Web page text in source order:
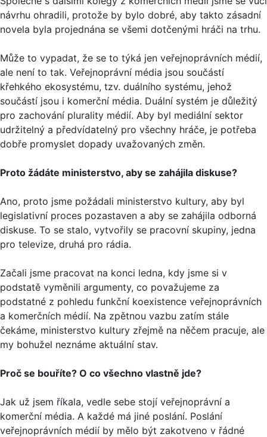
návrhu ohradili, protože by bylo dobré, aby takto zásadní
novela byla projednána se všemi dotčenými hráči na trhu.
Může to vypadat, že se to týká jen veřejnoprávních médií,
ale není to tak. Veřejnoprávní média jsou součástí
křehkého ekosystému, tzv. duálního systému, jehož
součástí jsou i komerční média. Duální systém je důležitý
pro zachování plurality médií. Aby byl mediální sektor
udržitelný a předvídatelný pro všechny hráče, je potřeba
dobře promyslet dopady uvažovaných změn.
Proto žádáte ministerstvo, aby se zahájila diskuse?
Ano, proto jsme požádali ministerstvo kultury, aby byl
legislativní proces pozastaven a aby se zahájila odborná
diskuse. To se stalo, vytvořily se pracovní skupiny, jedna
pro televize, druhá pro rádia.
Začali jsme pracovat na konci ledna, kdy jsme si v
podstatě vyměnili argumenty, co považujeme za
podstatné z pohledu funkční koexistence veřejnoprávních
a komerčních médií. Na zpětnou vazbu zatím stále
čekáme, ministerstvo kultury zřejmě na něčem pracuje, ale
my bohužel neznáme aktuální stav.
Proč se bouříte? O co všechno vlastně jde?
Jak už jsem říkala, vedle sebe stojí veřejnoprávní a
komerční média. A každé má jiné poslání. Poslání
veřejnoprávních médií by mělo být zakotveno v řádné